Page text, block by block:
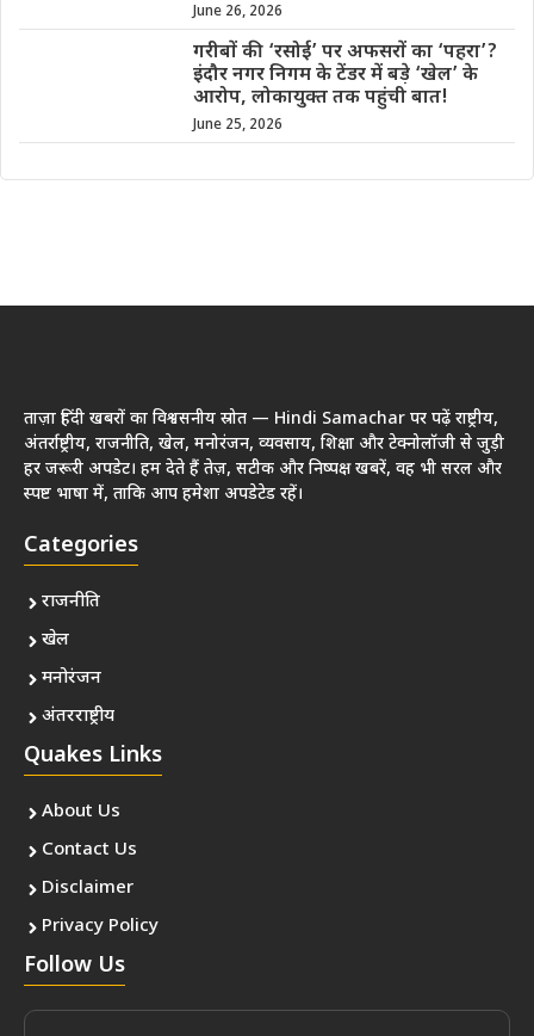
June 26, 2026
गरीबों की ‘रसोई’ पर अफसरों का ‘पहरा’?
इंदौर नगर निगम के टेंडर में बड़े ‘खेल’ के
आरोप, लोकायुक्त तक पहुंची बात!
June 25, 2026
ताज़ा हिंदी खबरों का विश्वसनीय स्रोत — Hindi Samachar पर पढ़ें राष्ट्रीय,
अंतर्राष्ट्रीय, राजनीति, खेल, मनोरंजन, व्यवसाय, शिक्षा और टेक्नोलॉजी से जुड़ी
हर जरूरी अपडेट। हम देते हैं तेज़, सटीक और निष्पक्ष खबरें, वह भी सरल और
स्पष्ट भाषा में, ताकि आप हमेशा अपडेटेड रहें।
Categories
राजनीति
खेल
मनोरंजन
अंतरराष्ट्रीय
Quakes Links
About Us
Contact Us
Disclaimer
Privacy Policy
Follow Us